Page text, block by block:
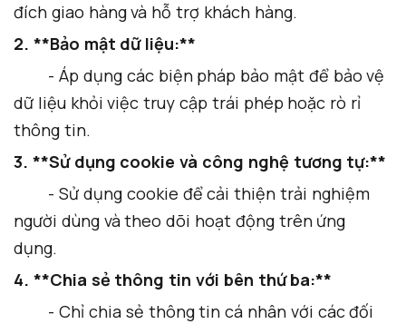
đích giao hàng và hỗ trợ khách hàng.
2. **Bảo mật dữ liệu:**
- Áp dụng các biện pháp bảo mật để bảo vệ
dữ liệu khỏi việc truy cập trái phép hoặc rò rỉ
thông tin.
3. **Sử dụng cookie và công nghệ tương tự:**
- Sử dụng cookie để cải thiện trải nghiệm
người dùng và theo dõi hoạt động trên ứng
dụng.
4. **Chia sẻ thông tin với bên thứ ba:**
- Chỉ chia sẻ thông tin cá nhân với các đối